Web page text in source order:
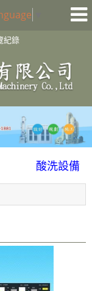
紀錄
化學製程設備
酸洗設備
毒殺菌淨化設備
配件
廢氣處理
洗滌塔